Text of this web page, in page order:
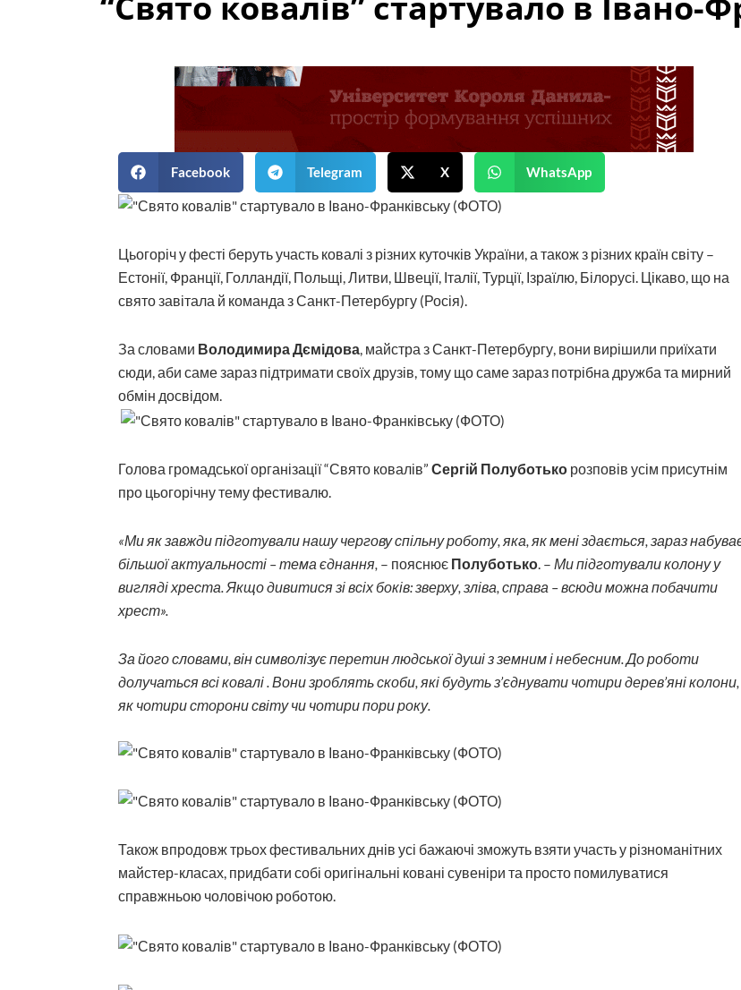
Facebook Telegram X WhatsApp
Цьогоріч у фесті беруть участь ковалі з різних куточків України, а також з різних країн світу –
Естонії, Франції, Голландії, Польщі, Литви, Швеції, Італії, Турції, Ізраїлю, Білорусі. Цікаво, що на
свято завітала й команда з Санкт-Петербургу (Росія).
За словами Володимира Дємідова , майстра з Санкт-Петербургу, вони вирішили приїхати
сюди, аби саме зараз підтримати своїх друзів, тому що саме зараз потрібна дружба та мирний
обмін досвідом.
Голова громадської організації “Свято ковалів” Сергій Полуботько розповів усім присутнім
про цьогорічну тему фестивалю.
«Ми як завжди підготували нашу чергову спільну роботу, яка, як мені здається, зараз
більшої актуальності – тема єднання, – пояснює Полуботько . – Ми підготували колону у
вигляді хреста. Якщо дивитися зі всіх боків: зверху, зліва, справа – всюди можна побачити
хрест».
За його словами, він символізує перетин людської душі з земним і небесним. До роботи
долучаться всі ковалі . Вони зроблять скоби, які будуть з’єднувати чотири дерев’яні колони,
як чотири сторони світу чи чотири пори року.
Також впродовж трьох фестивальних днів усі бажаючі зможуть взяти участь у різноманітних
майстер-класах, придбати собі оригінальні ковані сувеніри та просто помилуватися
справжньою чоловічою роботою.